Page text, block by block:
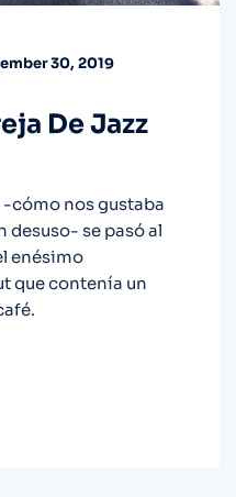
30, 2019
De Jazz
cómo nos gustaba
desuso- se pasó al
enésimo
que contenía un